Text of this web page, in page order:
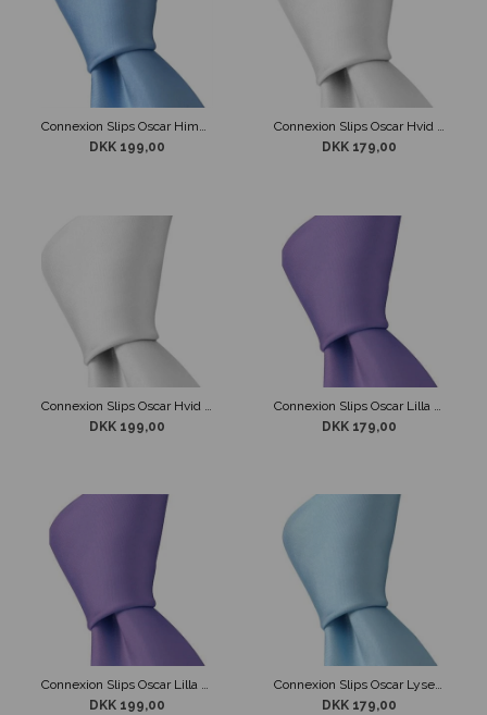
Connexion Slips Oscar Himmel Blå 7 cm
DKK 199,00
Connexion Slips Oscar Hvid 5cm
DKK 179,00
DKK 199,00
DKK 179,00
Connexion Slips Oscar Lilla 7cm
DKK 199,00
Connexion Slips Oscar Lyseblå 5cm
DKK 179,00